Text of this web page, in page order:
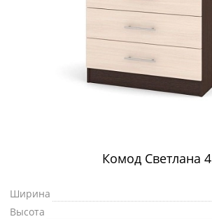
Комод Светлана 4
Ширина
Высота